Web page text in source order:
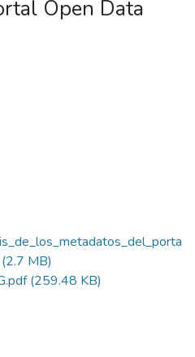
Open Data
MB)
(259.48 KB)